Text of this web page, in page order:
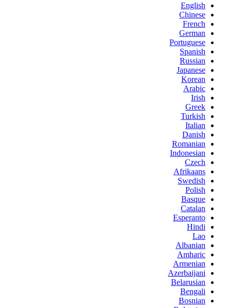
English
Chinese
French
German
Portuguese
Spanish
Russian
Japanese
Korean
Arabic
Irish
Greek
Turkish
Italian
Danish
Romanian
Indonesian
Czech
Afrikaans
Swedish
Polish
Basque
Catalan
Esperanto
Hindi
Lao
Albanian
Amharic
Armenian
Azerbaijani
Belarusian
Bengali
Bosnian